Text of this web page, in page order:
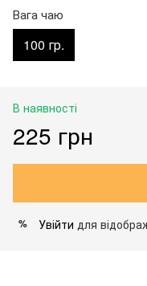
Вага чаю
100 гр.
В наявності
225 грн
% Увійти для